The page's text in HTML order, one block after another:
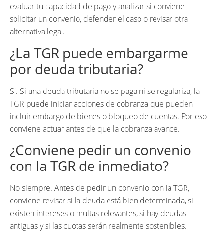
evaluar tu capacidad de pago y analizar si conviene
solicitar un convenio, defender el caso o revisar otra
alternativa legal.
¿La TGR puede embargarme
por deuda tributaria?
Sí. Si una deuda tributaria no se paga ni se regulariza, la
TGR puede iniciar acciones de cobranza que pueden
incluir embargo de bienes o bloqueo de cuentas. Por eso
conviene actuar antes de que la cobranza avance.
¿Conviene pedir un convenio
con la TGR de inmediato?
No siempre. Antes de pedir un convenio con la TGR,
conviene revisar si la deuda está bien determinada, si
existen intereses o multas relevantes, si hay deudas
antiguas y si las cuotas serán realmente sostenibles.